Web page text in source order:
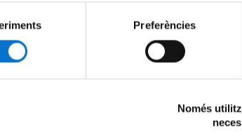
Preferències
Només